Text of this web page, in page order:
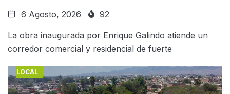
6 Agosto, 2026 92
La obra inaugurada por Enrique Galindo atiende un
corredor comercial y residencial de fuerte
LOCAL